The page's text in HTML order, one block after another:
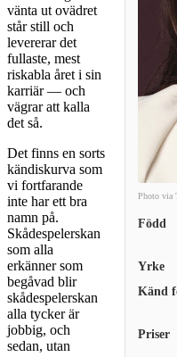
Photo via
Född
Yrke
Känd
Priser
vänta ut ovädret
står still och
levererar det
fullaste, mest
riskabla året i sin
karriär — och
vägrar att kalla
det så.
Det finns en sorts
kändiskurva som
vi fortfarande
inte har ett bra
namn på.
Skådespelerskan
som alla
erkänner som
begåvad blir
skådespelerskan
alla tycker är
jobbig, och
sedan, utan